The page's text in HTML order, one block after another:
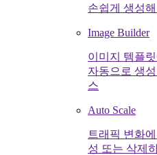
손쉽게 생성
Image Builder
이미지 템플
자동으로 생
스
Auto Scale
트래픽 변화
성 또는 삭제